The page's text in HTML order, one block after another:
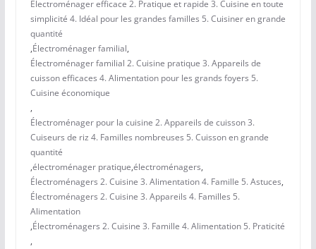
Électroménager efficace 2. Pratique et rapide 3. Cuisine en toute
simplicité 4. Idéal pour les grandes familles 5. Cuisiner en grande
quantité
,Électroménager familial,
Électroménager familial 2. Cuisine pratique 3. Appareils de
cuisson efficaces 4. Alimentation pour les grands foyers 5.
Cuisine économique
,
Électroménager pour la cuisine 2. Appareils de cuisson 3.
Cuiseurs de riz 4. Familles nombreuses 5. Cuisson en grande
quantité
,électroménager pratique,électroménagers,
Électroménagers 2. Cuisine 3. Alimentation 4. Famille 5. Astuces,
Électroménagers 2. Cuisine 3. Appareils 4. Familles 5.
Alimentation
,Électroménagers 2. Cuisine 3. Famille 4. Alimentation 5. Praticité
,